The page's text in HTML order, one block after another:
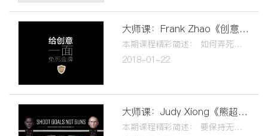
大师课：Frank Zhao《创意生与死》
本期课程精彩简述： 如何弄死一个idea！ 如何让客户爱上你！ 如何让创意人生存下来！ 如何让你的创意死而复生！
2018-01-22
大师课：Judy Xiong《熊超设计的故事》
本期课程精彩简述： 要保持无知者无畏的心态 当有灵感时不能停下来 去挖掘，去思考，去寻找把创意做到极致 好的设计是简单而不简陋，简洁而不简单